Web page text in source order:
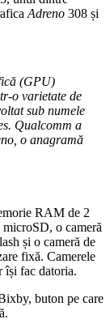
Adreno 308 și
(GPU)
o varietate de
sub numele
Qualcomm a
o anagramă
RAM de 2
o cameră
și o cameră de
fixă. Camerele
își fac datoria.
buton pe care